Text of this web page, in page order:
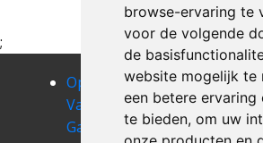
browse-ervaring te
voor de volgende
de
website mogelijk te
een betere
te bieden, om uw
;
Opruimen
Van Uw
Garage
Opruimen
Van Uw
Garage baal